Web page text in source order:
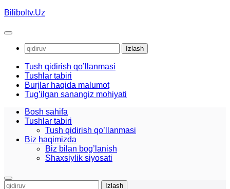
Skip
content
Biliboltv.Uz
Qidirshish:
Tush qidirish qo’llanmasi
Tushlar tabiri
Burjlar haqida malumot
Tug’ilgan sanangiz mohiyati
Bosh sahifa
Tushlar tabiri
Tush qidirish qo’llanmasi
Biz haqimizda
Biz bilan bog’lanish
Shaxsiylik siyosati
Qidirshish: